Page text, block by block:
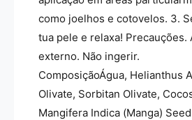
como joelhos e cotovelos. 3.
tua pele e relaxa! Precauções.
externo. Não ingerir.
ComposiçãoÁgua, Helianthus
Olivate, Sorbitan Olivate,
Mangifera Indica (Manga)